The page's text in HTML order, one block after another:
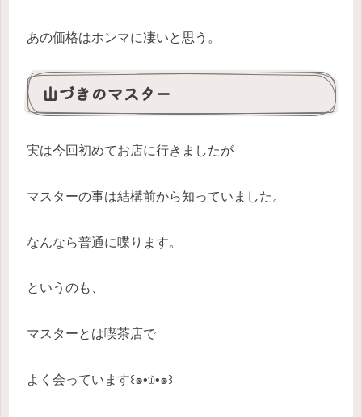
あの価格はホンマに凄いと思う。
山づきのマスター
実は今回初めてお店に行きましたが
マスターの事は結構前から知っていました。
なんなら普通に喋ります。
というのも、
マスターとは喫茶店で
よく会っています꒰๑•௰•๑꒱